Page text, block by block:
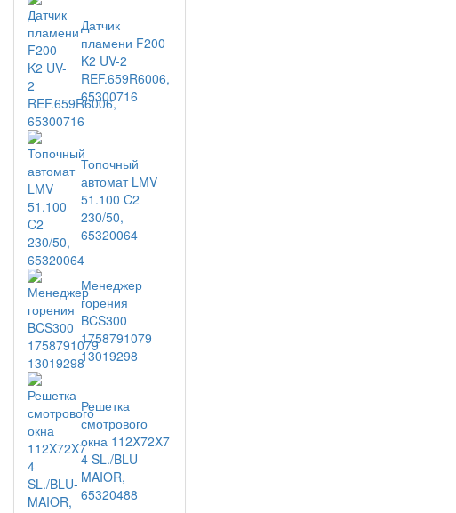
Датчик
пламени F200
K2 UV-2
REF.659R6006,
65300716
Топочный
автомат LMV
51.100 C2
230/50,
65320064
Менеджер
горения
BCS300
1758791079
13019298
Решетка
смотрового
окна 112X72X7
4 SL./BLU-
MAIOR,
65320488